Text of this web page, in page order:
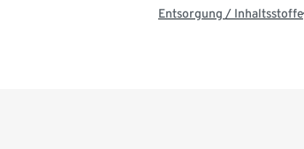
Entsorgung / Inhaltsstoffe